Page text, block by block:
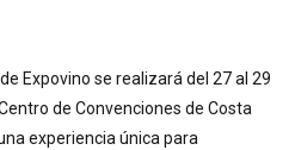
Expovino se realizará del 27 al 29
de Convenciones de Costa
experiencia única para